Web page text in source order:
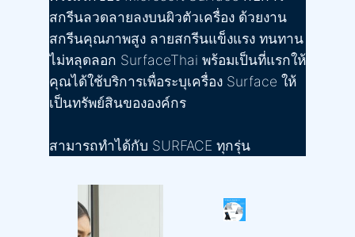
สกรีนลวดลายลงบนผิวตัวเครื่อง ด้วยงาน
สกรีนคุณภาพสูง ลายสกรีนแข็งแรง ทนทาน
ไม่หลุดลอก SurfaceThai พร้อมเป็นที่แรกให้
คุณได้ใช้บริการเพื่อระบุเครื่อง Surface ให้
เป็นทรัพย์สินขององค์กร
สามารถทำได้กับ SURFACE ทุกรุ่น